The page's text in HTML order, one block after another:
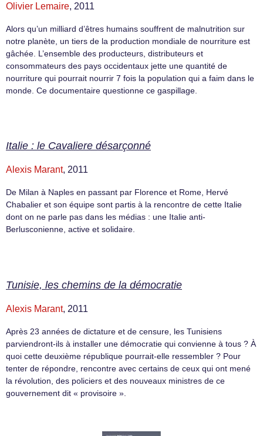
Olivier Lemaire, 2011
Alors qu’un milliard d’êtres humains souffrent de malnutrition sur
notre planète, un tiers de la production mondiale de nourriture est
gâchée. L’ensemble des producteurs, distributeurs et
consommateurs des pays occidentaux jette une quantité de
nourriture qui pourrait nourrir 7 fois la population qui a faim dans le
monde. Ce documentaire questionne ce gaspillage.
Italie : le Cavaliere désarçonné
Alexis Marant, 2011
De Milan à Naples en passant par Florence et Rome, Hervé
Chabalier et son équipe sont partis à la rencontre de cette Italie
dont on ne parle pas dans les médias : une Italie anti-
Berlusconienne, active et solidaire.
Tunisie, les chemins de la démocratie
Alexis Marant, 2011
Après 23 années de dictature et de censure, les Tunisiens
parviendront-ils à installer une démocratie qui convienne à tous ? À
quoi cette deuxième république pourrait-elle ressembler ? Pour
tenter de répondre, rencontre avec certains de ceux qui ont mené
la révolution, des policiers et des nouveaux ministres de ce
gouvernement dit « provisoire ».